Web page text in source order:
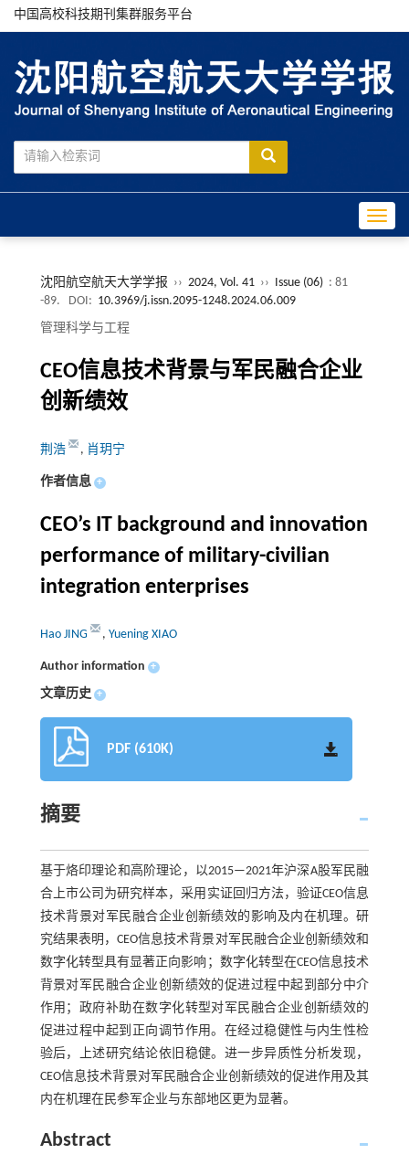
中国高校科技期刊集群服务平台
沈阳航空航天大学学报 ›› 2024, Vol. 41 ›› Issue (06) : 81
-89.
DOI: 10.3969/j.issn.2095-1248.2024.06.009
管理科学与工程
CEO信息技术背景与军民融合企业
创新绩效
荆浩 , 肖玥宁
作者信息 +
CEO’s IT background and innovation
performance of military-civilian
integration enterprises
Hao JING , Yuening XIAO
Author information +
文章历史 +
PDF (610K)
摘要
基于烙印理论和高阶理论，以2015—2021年沪深A股军民融
合上市公司为研究样本，采用实证回归方法，验证CEO信息
技术背景对军民融合企业创新绩效的影响及内在机理。研
究结果表明，CEO信息技术背景对军民融合企业创新绩效和
数字化转型具有显著正向影响；数字化转型在CEO信息技术
背景对军民融合企业创新绩效的促进过程中起到部分中介
作用；政府补助在数字化转型对军民融合企业创新绩效的
促进过程中起到正向调节作用。在经过稳健性与内生性检
验后，上述研究结论依旧稳健。进一步异质性分析发现，
CEO信息技术背景对军民融合企业创新绩效的促进作用及其
内在机理在民参军企业与东部地区更为显著。
Abstract